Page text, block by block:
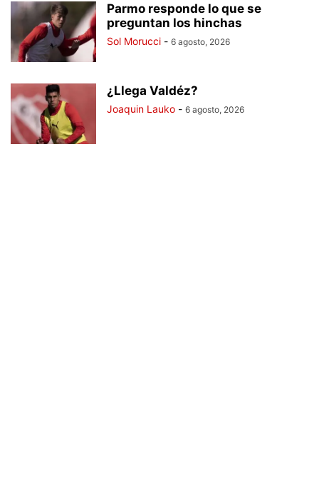
Parmo responde lo que se
preguntan los hinchas
Sol Morucci - 6 agosto, 2026
¿Llega Valdéz?
Joaquin Lauko - 6 agosto, 2026